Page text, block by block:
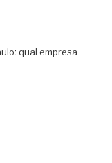
qual empresa